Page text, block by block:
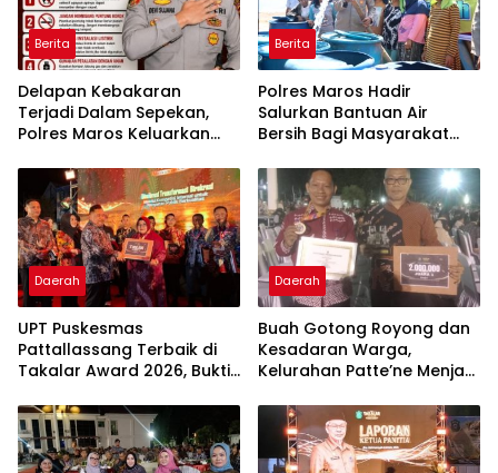
Berita
Delapan Kebakaran
Terjadi Dalam Sepekan,
Polres Maros Keluarkan
Masyarakat
Berita
Polres Maros Hadir
Salurkan Bantuan Air
Bersih Bagi Masyarakat
Di Maros
Daerah
UPT Puskesmas
Pattallassang Terbaik di
Takalar Award 2026, Bukti
Pelayanan Kesehatan
Berkualitas
Daerah
Buah Gotong Royong dan
Kesadaran Warga,
Kelurahan Patte’ne Menjadi
2026